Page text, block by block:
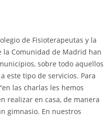
de Fisioterapeutas y la
la Comunidad de Madrid han
sobre todo aquellos
este tipo de servicios. Para
las charlas les hemos
realizar en casa, de manera
gimnasio. En nuestros